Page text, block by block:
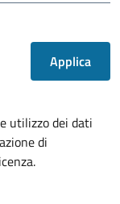
utilizzo dei dati
di